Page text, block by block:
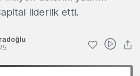
liderlik etti.